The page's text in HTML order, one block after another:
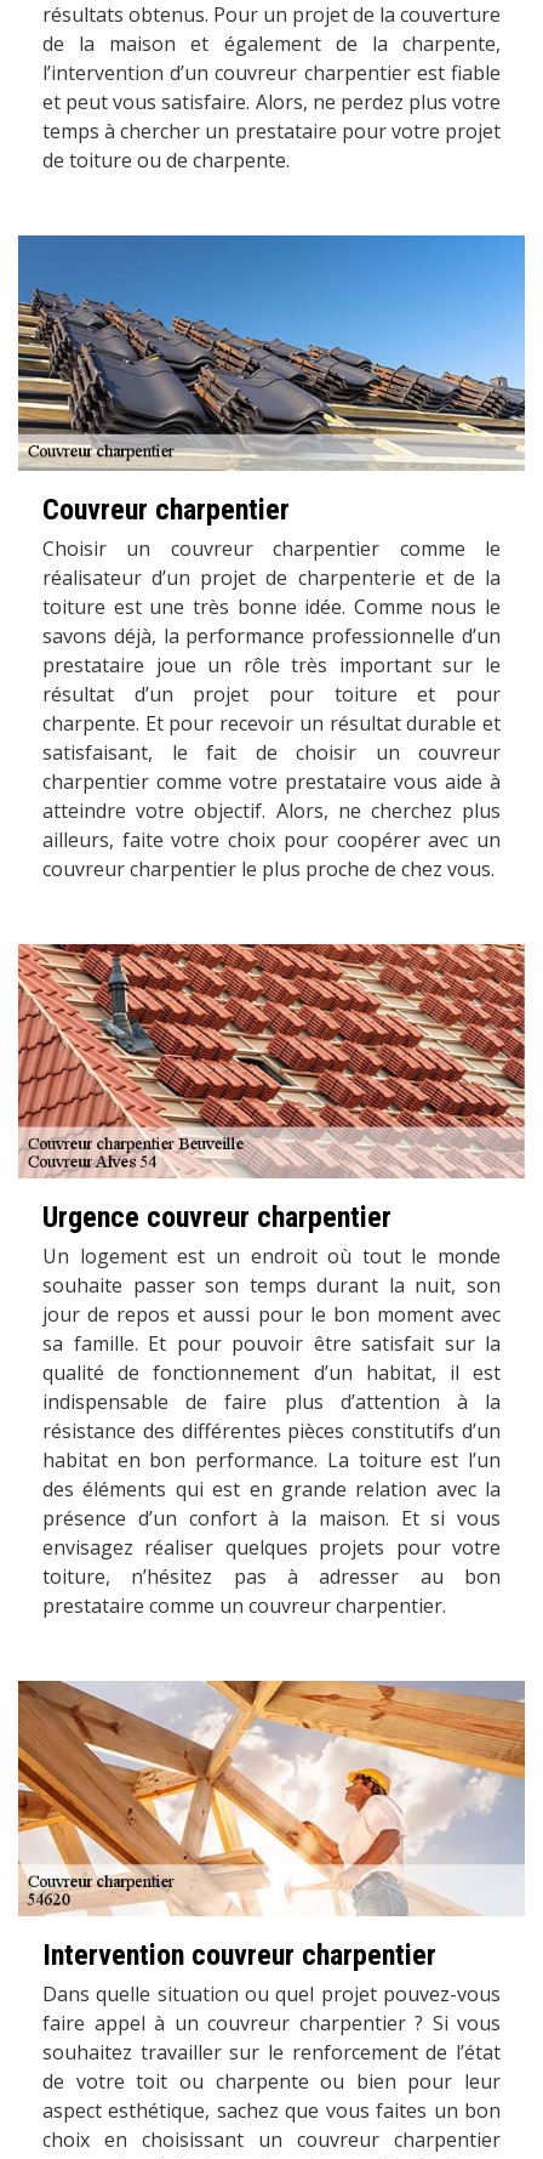
résultats obtenus. Pour un projet de la couverture
de la maison et également de la charpente,
l’intervention d’un couvreur charpentier est fiable
et peut vous satisfaire. Alors, ne perdez plus votre
temps à chercher un prestataire pour votre projet
de toiture ou de charpente.
Couvreur charpentier
Choisir un couvreur charpentier comme le
réalisateur d’un projet de charpenterie et de la
toiture est une très bonne idée. Comme nous le
savons déjà, la performance professionnelle d’un
prestataire joue un rôle très important sur le
résultat d’un projet pour toiture et pour
charpente. Et pour recevoir un résultat durable et
satisfaisant, le fait de choisir un couvreur
charpentier comme votre prestataire vous aide à
atteindre votre objectif. Alors, ne cherchez plus
ailleurs, faite votre choix pour coopérer avec un
couvreur charpentier le plus proche de chez vous.
Urgence couvreur charpentier
Un logement est un endroit où tout le monde
souhaite passer son temps durant la nuit, son
jour de repos et aussi pour le bon moment avec
sa famille. Et pour pouvoir être satisfait sur la
qualité de fonctionnement d’un habitat, il est
indispensable de faire plus d’attention à la
résistance des différentes pièces constitutifs d’un
habitat en bon performance. La toiture est l’un
des éléments qui est en grande relation avec la
présence d’un confort à la maison. Et si vous
envisagez réaliser quelques projets pour votre
toiture, n’hésitez pas à adresser au bon
prestataire comme un couvreur charpentier.
Intervention couvreur charpentier
Dans quelle situation ou quel projet pouvez-vous
faire appel à un couvreur charpentier ? Si vous
souhaitez travailler sur le renforcement de l’état
de votre toit ou charpente ou bien pour leur
aspect esthétique, sachez que vous faites un bon
choix en choisissant un couvreur charpentier